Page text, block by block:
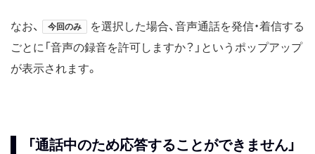
なお、 今回のみ
を選択した場合、音声通話を発信・着信する
ごとに「音声の録音を許可しますか？」というポップアップ
が表示されます。
「通話中のため応答することができません」